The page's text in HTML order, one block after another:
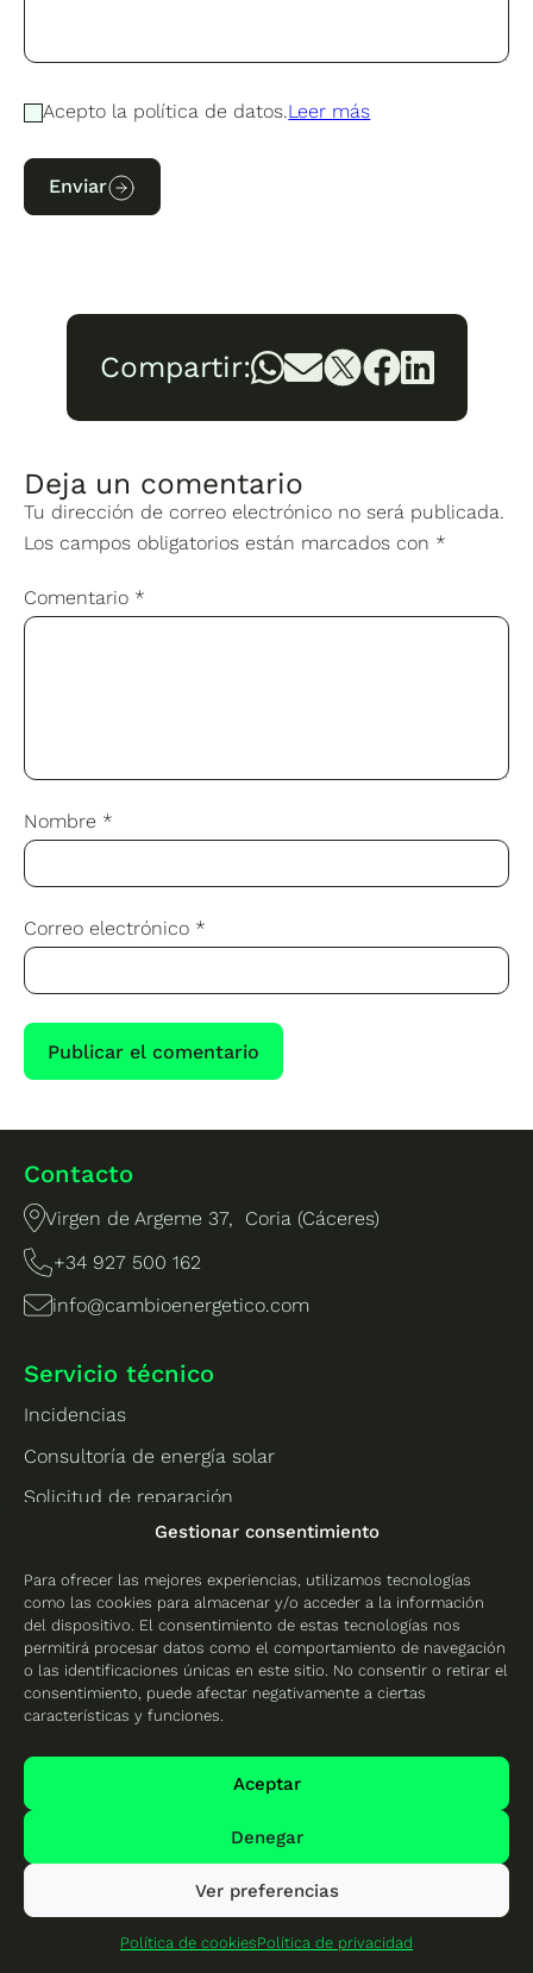
Gestionar consentimiento
Para ofrecer las mejores experiencias, utilizamos tecnologías
como las cookies para almacenar y/o acceder a la información
del dispositivo. El consentimiento de estas tecnologías nos
permitirá procesar datos como el comportamiento de navegación
o las identificaciones únicas en este sitio. No consentir o retirar el
consentimiento, puede afectar negativamente a ciertas
características y funciones.
Aceptar
Denegar
Ver preferencias
Política de cookiesPolítica de privacidad
Acepto la política de datos.Leer más
Enviar
Compartir:
Deja un comentario
Tu dirección de correo electrónico no será publicada.
Los campos obligatorios están marcados con *
Comentario *
Nombre *
Correo electrónico *
Contacto
Virgen de Argeme 37, Coria (Cáceres)
+34 927 500 162
info@cambioenergetico.com
Servicio técnico
Incidencias
Consultoría de energía solar
Solicitud de reparación
Quiénes somos
Gastos de envío
Política de devoluciones
Canal de denuncias
Formulario de desestimiento
Condiciones generales de venta y servicios
Nos apoyan
Síguenos